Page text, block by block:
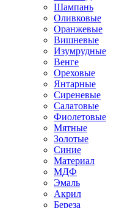
Шампань
Оливковые
Оранжевые
Вишневые
Изумрудные
Венге
Ореховые
Янтарные
Сиреневые
Салатовые
Фиолетовые
Мятные
Золотые
Синие
Материал
МДФ
Эмаль
Акрил
Береза